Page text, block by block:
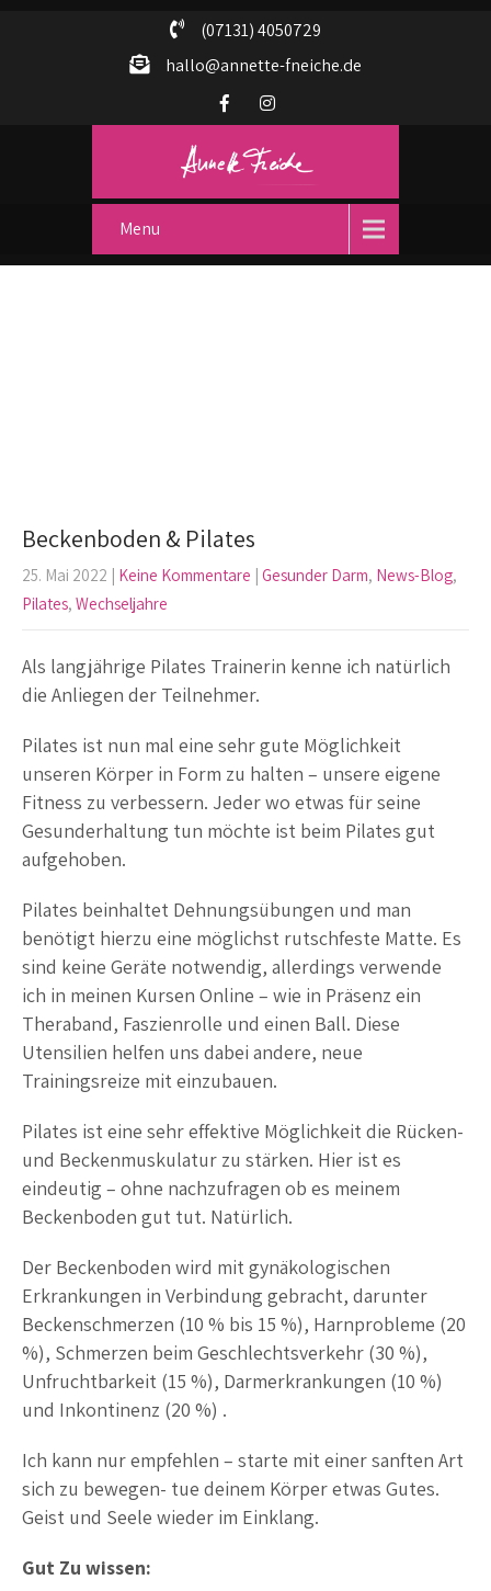
(07131) 4050729
hallo@annette-fneiche.de
Menu
Beckenboden & Pilates
25. Mai 2022 | Keine Kommentare | Gesunder Darm, News-Blog,
Pilates, Wechseljahre
Als langjährige Pilates Trainerin kenne ich natürlich
die Anliegen der Teilnehmer.
Pilates ist nun mal eine sehr gute Möglichkeit
unseren Körper in Form zu halten – unsere eigene
Fitness zu verbessern. Jeder wo etwas für seine
Gesunderhaltung tun möchte ist beim Pilates gut
aufgehoben.
Pilates beinhaltet Dehnungsübungen und man
benötigt hierzu eine möglichst rutschfeste Matte. Es
sind keine Geräte notwendig, allerdings verwende
ich in meinen Kursen Online – wie in Präsenz ein
Theraband, Faszienrolle und einen Ball. Diese
Utensilien helfen uns dabei andere, neue
Trainingsreize mit einzubauen.
Pilates ist eine sehr effektive Möglichkeit die Rücken-
und Beckenmuskulatur zu stärken. Hier ist es
eindeutig – ohne nachzufragen ob es meinem
Beckenboden gut tut. Natürlich.
Der Beckenboden wird mit gynäkologischen
Erkrankungen in Verbindung gebracht, darunter
Beckenschmerzen (10 % bis 15 %), Harnprobleme (20
%), Schmerzen beim Geschlechtsverkehr (30 %),
Unfruchtbarkeit (15 %), Darmerkrankungen (10 %)
und Inkontinenz (20 %) .
Ich kann nur empfehlen – starte mit einer sanften Art
sich zu bewegen- tue deinem Körper etwas Gutes.
Geist und Seele wieder im Einklang.
Gut Zu wissen: